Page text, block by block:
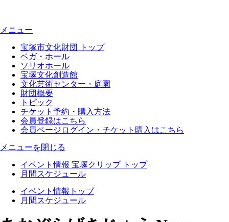
メニュー
宝塚市文化財団 トップ
ベガ・ホール
ソリオホール
宝塚文化創造館
文化芸術センター・庭園
財団概要
トピック
チケット予約・購入方法
会員登録はこちら
会員ページログイン・チケット購入はこちら
メニューを閉じる
イベント情報 宝塚クリップ トップ
月間スケジュール
イベント情報トップ
月間スケジュール